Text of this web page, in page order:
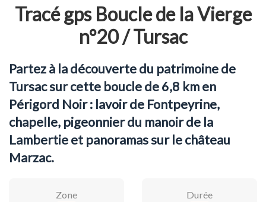
Tracé gps Boucle de la Vierge
n°20 / Tursac
Partez à la découverte du patrimoine de
Tursac sur cette boucle de 6,8 km en
Périgord Noir : lavoir de Fontpeyrine,
chapelle, pigeonnier du manoir de la
Lambertie et panoramas sur le château
Marzac.
Zone Durée